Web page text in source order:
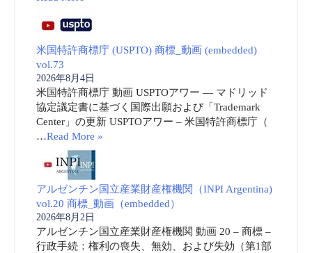
米国特許商標庁 (USPTO) 商標_動画 (embedded)
vol.73
2026年8月4日
米国特許商標庁 動画 USPTOアワー ― マドリッド
協定議定書に基づく国際出願および「Trademark
Center」の更新 USPTOアワー – 米国特許商標庁（
…Read More »
アルゼンチン国立産業財産権機関（INPI Argentina)
vol.20 商標_動画（embedded）
2026年8月2日
アルゼンチン国立産業財産権機関 動画 20 – 商標 –
行政手続：権利の喪失、無効、および失効（第1部